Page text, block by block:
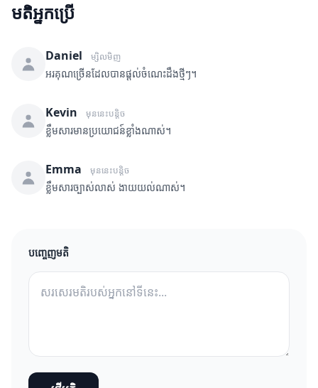
មតិអ្នកប្រើ
Daniel ម្សិលមិញ
អរគុណច្រើនដែលបានផ្តល់ចំណេះដឹងថ្មីៗ។
Kevin មុននេះបន្តិច
ខ្លឹមសារមានប្រយោជន៍ខ្លាំងណាស់។
Emma មុននេះបន្តិច
ខ្លឹមសារច្បាស់លាស់ ងាយយល់ណាស់។
បញ្ចេញមតិ